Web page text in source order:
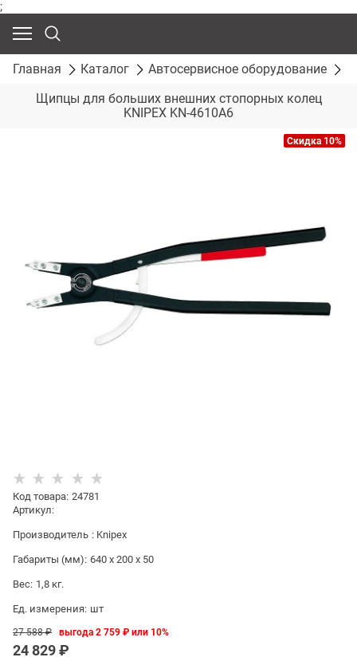
;
Главная Каталог Автосервисное оборудование
Щипцы для больших внешних стопорных колец
KNIPEX KN-4610A6
Скидка 10%
Код товара: 24781
Артикул:
Производитель : Knipex
Габариты (мм): 640 x 200 x 50
Вес: 1,8 кг.
Ед. измерения: шт
27 588 ₽
24 829 ₽
выгода2 759 ₽ или 10%